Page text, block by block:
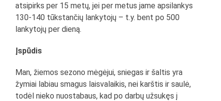
atsipirks per 15 metų, jei per metus jame apsilankys
130-140 tūkstančių lankytojų – t.y. bent po 500
lankytojų per dieną.
Įspūdis
Man, žiemos sezono mėgėjui, sniegas ir šaltis yra
žymiai labiau smagus laisvalaikis, nei karštis ir saulė,
todėl nieko nuostabaus, kad po darbų užsukęs į